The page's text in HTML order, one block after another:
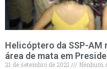
Helicóptero da SSP-AM
área de mata em
21 de setembro de 2021
Nenhum